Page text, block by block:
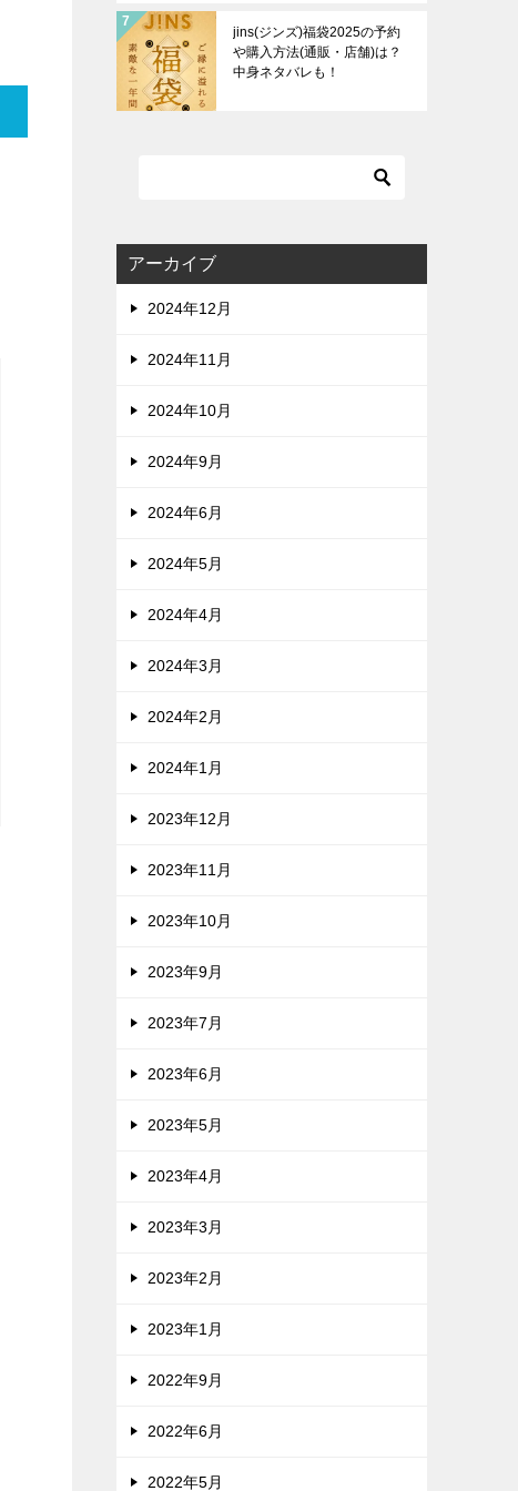
jins(ジンズ)福袋2025の予約
や購入方法(通販・店舗)は？
中身ネタバレも！
アーカイブ
2024年12月
2024年11月
2024年10月
2024年9月
2024年6月
2024年5月
2024年4月
2024年3月
2024年2月
2024年1月
2023年12月
2023年11月
2023年10月
2023年9月
2023年7月
2023年6月
2023年5月
2023年4月
2023年3月
2023年2月
2023年1月
2022年9月
2022年6月
2022年5月